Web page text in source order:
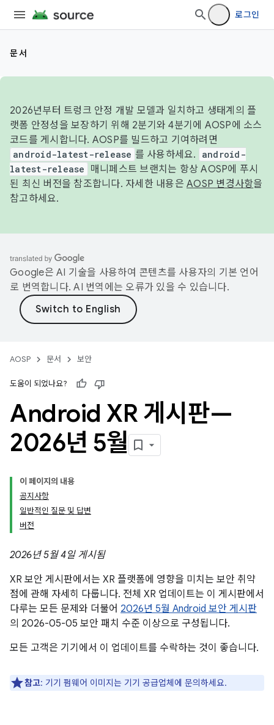
로그인
문서
2026년부터 트렁크 안정 개발 모델과 일치하고 생태계의 플
랫폼 안정성을 보장하기 위해 2분기와 4분기에 AOSP에 소스
코드를 게시합니다. AOSP를 빌드하고 기여하려면
android-latest-release 를 사용하세요.
android-
latest-release
매니페스트 브랜치는 항상 AOSP에 푸시
된 최신 버전을 참조합니다. 자세한 내용은 AOSP 변경사항을
참고하세요.
Google은 AI 기술을 사용하여 콘텐츠를 사용자의 기본 언어
로 번역합니다. AI 번역에는 오류가 있을 수 있습니다.
AOSP 문서 보안
도움이 되었나요?
Android XR 게시판—
2026년 5월
이 페이지의 내용
공지사항
일반적인 질문 및 답변
버전
2026년 5월 4일 게시됨
XR 보안 게시판에서는 XR 플랫폼에 영향을 미치는 보안 취약
점에 관해 자세히 다룹니다. 전체 XR 업데이트는 이 게시판에서
다루는 모든 문제와 더불어 2026년 5월 Android 보안 게시판
의 2026-05-05 보안 패치 수준 이상으로 구성됩니다.
모든 고객은 기기에서 이 업데이트를 수락하는 것이 좋습니다.
참고: 기기 펌웨어 이미지는 기기 공급업체에 문의하세요.